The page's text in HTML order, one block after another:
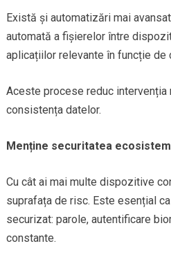
Există și automatizări mai
automată a fișierelor între
aplicațiilor relevante în funcție de
Aceste procese reduc intervenția
consistența datelor.
Menține securitatea
Cu cât ai mai multe dispozitive
suprafața de risc. Este esențial
securizat: parole, autentificare
constante.